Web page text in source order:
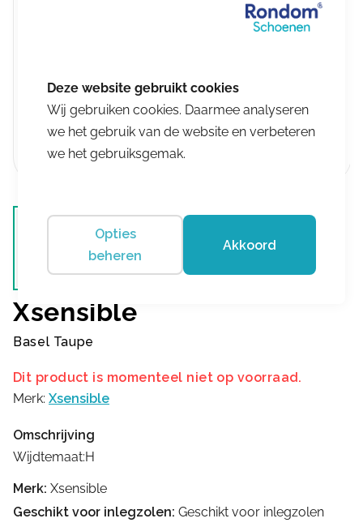
Xsensible
Basel Taupe
Dit product is momenteel niet op voorraad.
Merk: Xsensible
Omschrijving
Wijdtemaat:H
Merk: Xsensible
Geschikt voor inlegzolen: Geschikt voor inlegzolen
Wij gebruiken cookies. Daarmee analyseren
we het gebruik van de website en verbeteren
we het gebruiksgemak.
Opties
beheren
Akkoord